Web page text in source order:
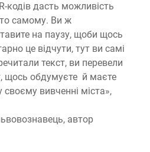
кодів дасть можливість
самому. Ви ж
на паузу, щоби щось
це відчути, тут ви самі
текст, ви перевели
щось обдумуєте й маєте
вивченні міста»,
автор